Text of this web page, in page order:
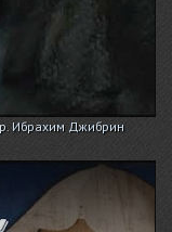
Ибрахим Джибрин